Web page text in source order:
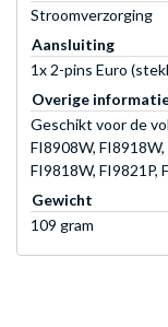
Stroomverzorging
Aansluiting
1x 2-pins Euro
Overige
Geschikt voor de
FI8908W,
FI9818W, FI9821P,
Gewicht
109 gram